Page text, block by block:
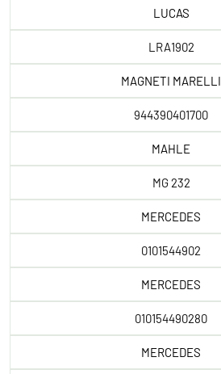
LUCAS
LRA1902
MAGNETI MARELLI
944390401700
MAHLE
MG 232
MERCEDES
0101544902
MERCEDES
010154490280
MERCEDES